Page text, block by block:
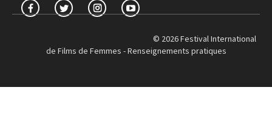
© 2026 Festival International
de Films de Femmes -Renseignements pratiques